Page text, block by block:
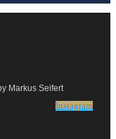
Markus Seifert
Instagram